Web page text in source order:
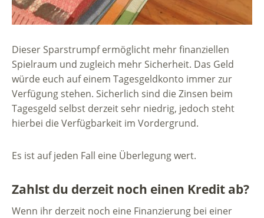
Dieser Sparstrumpf ermöglicht mehr finanziellen
Spielraum und zugleich mehr Sicherheit. Das Geld
würde euch auf einem Tagesgeldkonto immer zur
Verfügung stehen. Sicherlich sind die Zinsen beim
Tagesgeld selbst derzeit sehr niedrig, jedoch steht
hierbei die Verfügbarkeit im Vordergrund.
Es ist auf jeden Fall eine Überlegung wert.
Zahlst du derzeit noch einen Kredit ab?
Wenn ihr derzeit noch eine Finanzierung bei einer